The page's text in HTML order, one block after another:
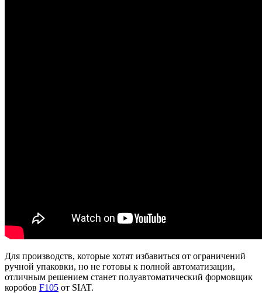
Для производств, которые хотят избавиться от ограничений
ручной упаковки, но не готовы к полной автоматизации,
отличным решением станет полуавтоматический формовщик
коробов F105 от SIAT.